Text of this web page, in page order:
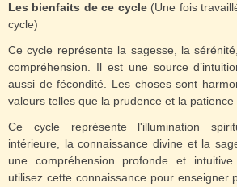
Les bienfaits de ce cycle(Une fois
cycle)
Ce cycle représente la sagesse, la
compréhension. Il est une source
aussi de fécondité. Les choses sont
valeurs telles que la prudence et la patience
Ce cycle représente l'illumination
intérieure, la connaissance divine et la
une compréhension profonde et
utilisez cette connaissance pour enseigner